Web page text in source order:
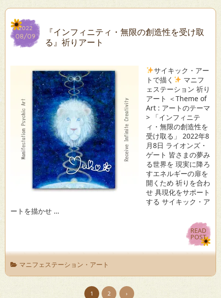
2022
08/09
2022
08/09
『インフィニティ・無限の創造性を受け取
る』祈りアート
サイキック・アー
トで描く
マニフ
ェステーション 祈り
アート ＜Theme of
Art : アートのテーマ
> 「インフィニテ
ィ・無限の創造性を
受け取る」 2022年8
月8日 ライオンズ・
ゲート 皆さまの夢み
る世界を 現実に降ろ
すエネルギーの扉を
開くため 祈りを合わ
せ 具現化をサポート
する サイキック・ア
ートを描かせ …
READ
POST
READ
POST
マニフェステーション・アート
1 2 ›